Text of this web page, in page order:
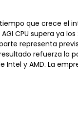
que crece el
CPU supera ya los
representa
refuerza la
y AMD. La